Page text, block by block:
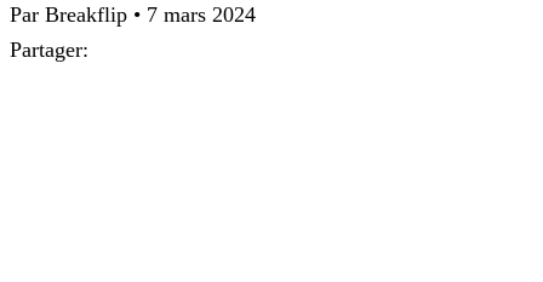
Par Breakflip • 7 mars 2024
Partager: